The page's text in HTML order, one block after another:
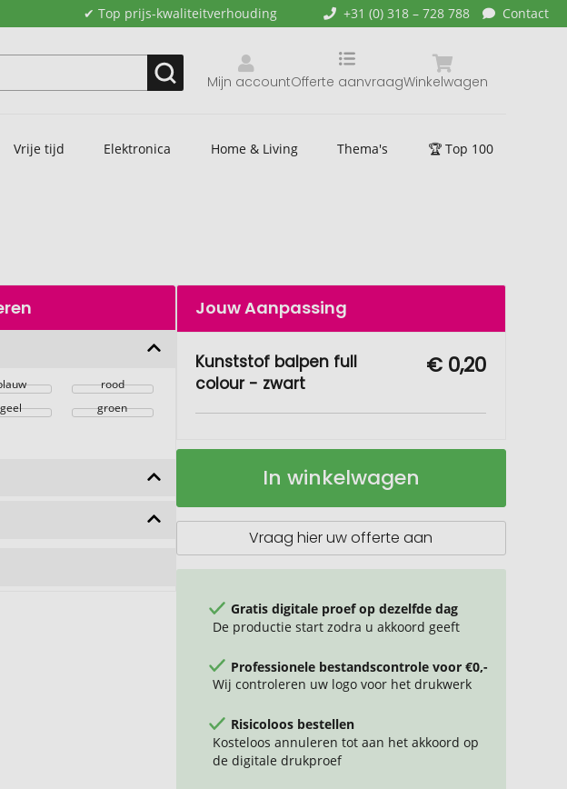
✔ Top prijs-kwaliteitverhouding +31 (0) 318 – 728 788 Contact
Mijn account Winkelwagen
Offerte aanvraag
Vrije tijd Elektronica Home & Living Thema's 🏆 Top 100
rood
geel
groen
Jouw Aanpassing
Kunststof balpen full
colour - zwart
€ 0,20
Kunststof
colour
Op
In winkelwagen
Vraag hier uw offerte aan
Gratis digitale proef op dezelfde dag
De productie start zodra u akkoord geeft
Professionele bestandscontrole voor €0,-
Wij controleren uw logo voor het drukwerk
Risicoloos bestellen
Kosteloos annuleren tot aan het akkoord op
de digitale drukproef